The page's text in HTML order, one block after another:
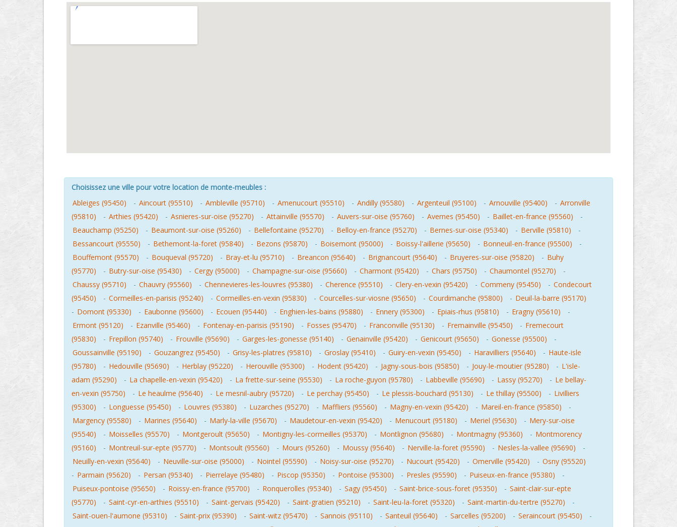
Choisissez une ville pour votre location de monte-meubles :
Ableiges (95450)
- Aincourt (95510) - Ambleville (95710) - Amenucourt (95510) - Andilly (95580) - Argenteuil (95100) - Arnouville (95400) - Arronville
(95810)
- Arthies (95420) - Asnieres-sur-oise (95270) - Attainville (95570) - Auvers-sur-oise (95760) - Avernes (95450) - Baillet-en-france (95560)
-
Beauchamp (95250)
- Beaumont-sur-oise (95260) - Bellefontaine (95270) - Belloy-en-france (95270) - Bernes-sur-oise (95340) - Berville (95810)
-
Bessancourt (95550)
- Bethemont-la-foret (95840) - Bezons (95870) - Boisemont (95000) - Boissy-l'aillerie (95650) - Bonneuil-en-france (95500)
-
Bouffemont (95570)
- Bouqueval (95720) - Bray-et-lu (95710) - Breancon (95640) - Brignancourt (95640) - Bruyeres-sur-oise (95820) - Buhy
(95770)
- Butry-sur-oise (95430) - Cergy (95000) - Champagne-sur-oise (95660) - Charmont (95420) - Chars (95750) - Chaumontel (95270)
-
Chaussy (95710)
- Chauvry (95560) - Chennevieres-les-louvres (95380) - Cherence (95510) - Clery-en-vexin (95420) - Commeny (95450) - Condecourt
(95450)
- Cormeilles-en-parisis (95240) - Cormeilles-en-vexin (95830) - Courcelles-sur-viosne (95650) - Courdimanche (95800) - Deuil-la-barre (95170)
- Domont (95330) - Eaubonne (95600) - Ecouen (95440) - Enghien-les-bains (95880) - Ennery (95300) - Epiais-rhus (95810) - Eragny (95610)
-
Ermont (95120)
- Ezanville (95460) - Fontenay-en-parisis (95190) - Fosses (95470) - Franconville (95130) - Fremainville (95450) - Fremecourt
(95830)
- Frepillon (95740) - Frouville (95690) - Garges-les-gonesse (95140) - Genainville (95420) - Genicourt (95650) - Gonesse (95500)
-
Goussainville (95190)
- Gouzangrez (95450) - Grisy-les-platres (95810) - Groslay (95410) - Guiry-en-vexin (95450) - Haravilliers (95640) - Haute-isle
(95780)
- Hedouville (95690) - Herblay (95220) - Herouville (95300) - Hodent (95420) - Jagny-sous-bois (95850) - Jouy-le-moutier (95280) - L'isle-
adam (95290)
- La chapelle-en-vexin (95420) - La frette-sur-seine (95530) - La roche-guyon (95780) - Labbeville (95690) - Lassy (95270) - Le bellay-
en-vexin (95750)
- Le heaulme (95640) - Le mesnil-aubry (95720) - Le perchay (95450) - Le plessis-bouchard (95130) - Le thillay (95500) - Livilliers
(95300)
- Longuesse (95450) - Louvres (95380) - Luzarches (95270) - Maffliers (95560) - Magny-en-vexin (95420) - Mareil-en-france (95850)
-
Margency (95580)
- Marines (95640) - Marly-la-ville (95670) - Maudetour-en-vexin (95420) - Menucourt (95180) - Meriel (95630) - Mery-sur-oise
(95540)
- Moisselles (95570) - Montgeroult (95650) - Montigny-les-cormeilles (95370) - Montlignon (95680) - Montmagny (95360) - Montmorency
(95160)
- Montreuil-sur-epte (95770) - Montsoult (95560) - Mours (95260) - Moussy (95640) - Nerville-la-foret (95590) - Nesles-la-vallee (95690)
-
Neuilly-en-vexin (95640)
- Neuville-sur-oise (95000) - Nointel (95590) - Noisy-sur-oise (95270) - Nucourt (95420) - Omerville (95420) - Osny (95520)
- Parmain (95620) - Persan (95340) - Pierrelaye (95480) - Piscop (95350) - Pontoise (95300) - Presles (95590) - Puiseux-en-france (95380)
-
Puiseux-pontoise (95650)
- Roissy-en-france (95700) - Ronquerolles (95340) - Sagy (95450) - Saint-brice-sous-foret (95350) - Saint-clair-sur-epte
(95770)
- Saint-cyr-en-arthies (95510) - Saint-gervais (95420) - Saint-gratien (95210) - Saint-leu-la-foret (95320) - Saint-martin-du-tertre (95270)
-
Saint-ouen-l'aumone (95310)
- Saint-prix (95390) - Saint-witz (95470) - Sannois (95110) - Santeuil (95640) - Sarcelles (95200) - Seraincourt (95450)
-